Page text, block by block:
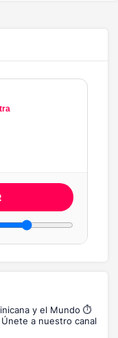
y el Mundo ⏱️
Únete a nuestro canal